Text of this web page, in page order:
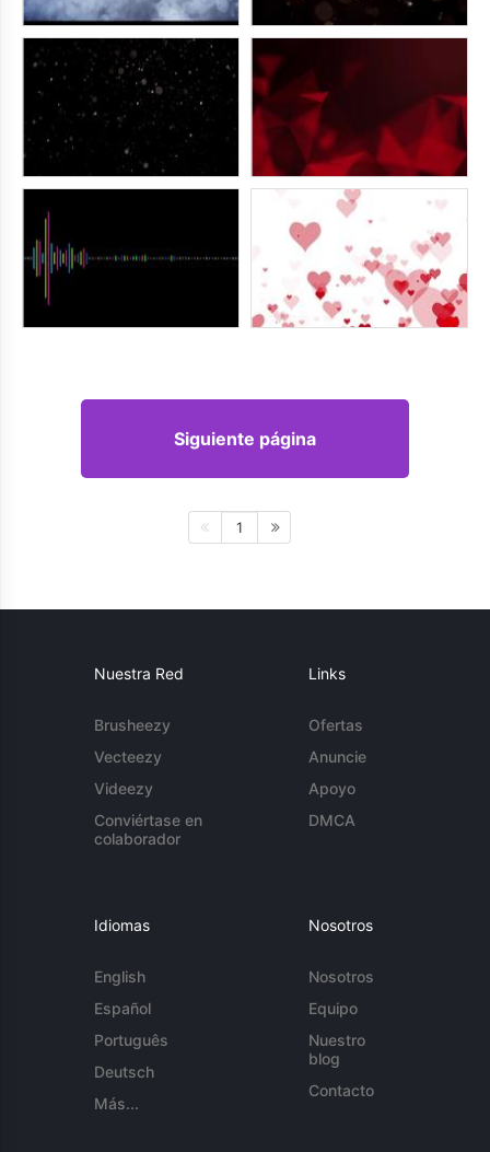
Siguiente página
1
Nuestra Red
Brusheezy
Vecteezy
Videezy
Conviértase en
colaborador
Links
Ofertas
Anuncie
Apoyo
DMCA
Idiomas
English
Español
Português
Deutsch
Más...
Nosotros
Nosotros
Equipo
Nuestro
blog
Contacto